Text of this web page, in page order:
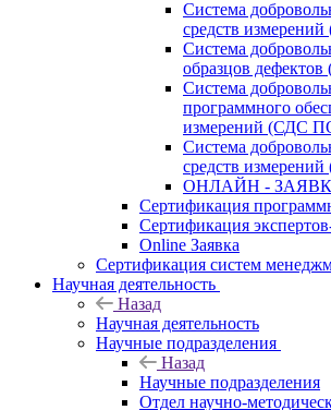
Система
средств
Система
образцов
Система
программного
измерений (СДС
Система
средств
ОНЛАЙН -
Сертификация
Сертификация
Online Заявка
Сертификация систем
Научная деятельность
Назад
Научная деятельность
Научные подразделения
Назад
Научные подразделения
Отдел научно-